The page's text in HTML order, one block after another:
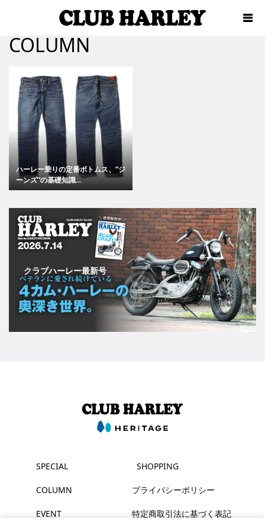
COLUMN
ハーレー乗りの定番ボトムス、“ジ
ーンズ”の基礎知識...
クラブハーレー最新号
SPECIAL
COLUMN
EVENT
SHOPPING
プライバシーポリシー
特定商取引法に基づく表記